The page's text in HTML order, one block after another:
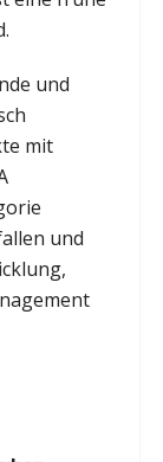
und
mit
und